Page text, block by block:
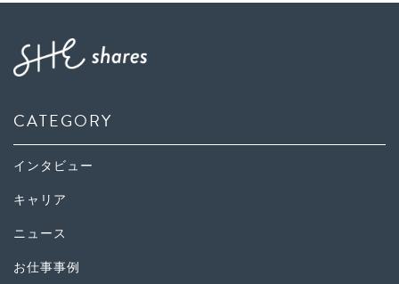
CATEGORY
インタビュー
キャリア
ニュース
お仕事事例